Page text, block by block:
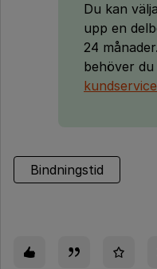
Du kan
upp en
24
behöver
Bindningstid